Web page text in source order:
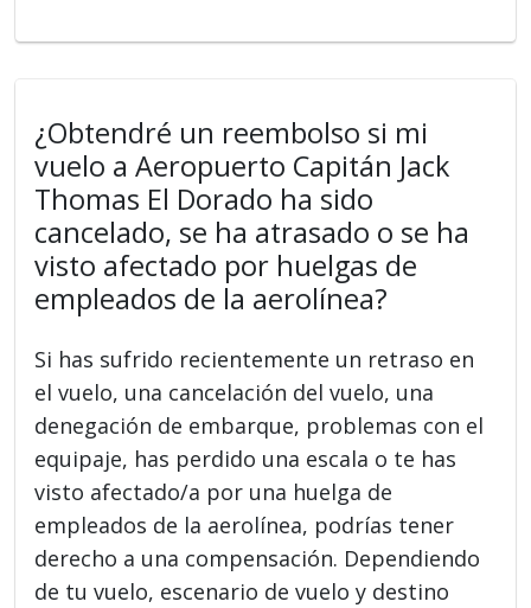
¿Obtendré un reembolso si mi
vuelo a Aeropuerto Capitán Jack
Thomas El Dorado ha sido
cancelado, se ha atrasado o se ha
visto afectado por huelgas de
empleados de la aerolínea?
Si has sufrido recientemente un retraso en
el vuelo, una cancelación del vuelo, una
denegación de embarque, problemas con el
equipaje, has perdido una escala o te has
visto afectado/a por una huelga de
empleados de la aerolínea, podrías tener
derecho a una compensación. Dependiendo
de tu vuelo, escenario de vuelo y destino